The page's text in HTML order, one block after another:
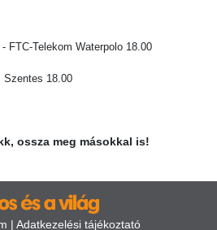
FTC-Telekom Waterpolo 18.00
Szentes 18.00
ossza meg másokkal is!
| Adatkezelési tájékoztató